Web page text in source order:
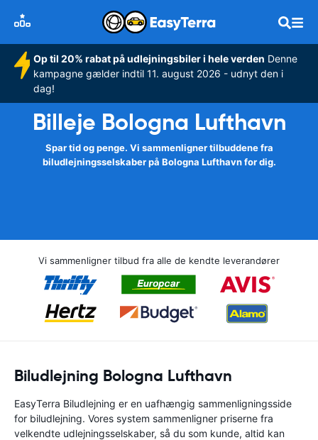
Op til 20% rabat på udlejningsbiler i hele verden Denne
kampagne gælder indtil 11. august 2026 - udnyt den i
dag!
Billeje Bologna Lufthavn
Spar tid og penge. Vi sammenligner tilbuddene fra
biludlejningsselskaber på Bologna Lufthavn for dig.
Vi sammenligner tilbud fra alle de kendte leverandører
Biludlejning Bologna Lufthavn
EasyTerra Biludlejning er en uafhængig sammenligningsside
for biludlejning. Vores system sammenligner priserne fra
velkendte udlejningsselskaber, så du som kunde, altid kan